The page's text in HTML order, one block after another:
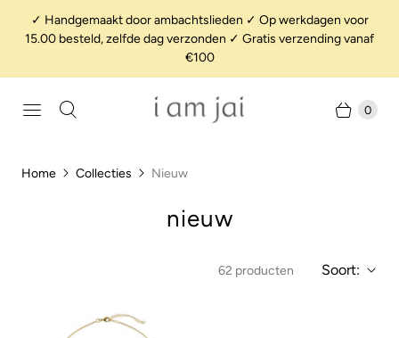
✓ Handgemaakt door ambachtslieden ✓ Op werkdagen voor
15.00 besteld, zelfde dag verzonden ✓ Gratis verzending vanaf
€100
0
Home Collecties Nieuw
nieuw
62 producten Soort: